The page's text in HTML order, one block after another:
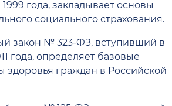
года, закладывает основы
социального страхования.
закон № 323-ФЗ, вступивший в
года, определяет базовые
граждан в Российской